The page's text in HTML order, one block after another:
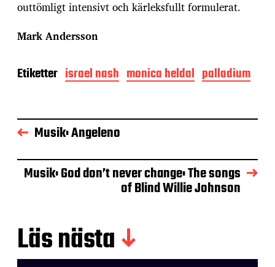
outtömligt intensivt och kärleksfullt formulerat.
Mark Andersson
Etiketter israel nash monica heldal palladium
Musik: Angeleno
Musik: God don’t never change: The songs
of Blind Willie Johnson
Läs nästa